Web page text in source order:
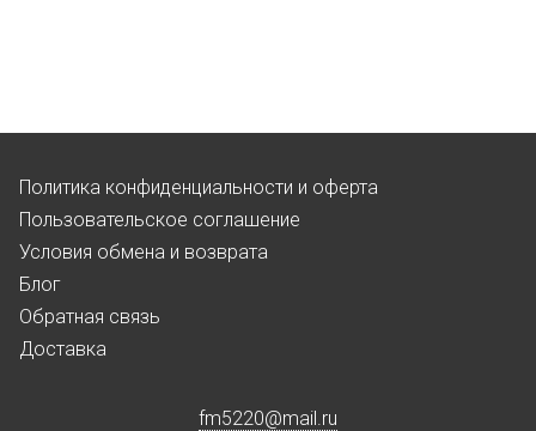
Политика конфиденциальности и оферта
Пользовательское соглашение
Условия обмена и возврата
Блог
Обратная связь
Доставка
fm5220@mail.ru